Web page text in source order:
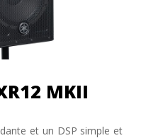
MKII
et un DSP simple et